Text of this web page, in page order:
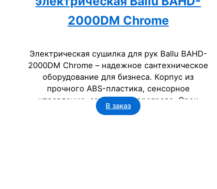
2000DM Chrome
Электрическая сушилка для рук Ballu BAHD-
2000DM Chrome – надежное сантехническое
оборудование для бизнеса. Корпус из
прочного ABS-пластика, сенсорное
управление, защита от перегрева. Срок
службы 5 лет, класс пылевлагозащищенности
В заказ